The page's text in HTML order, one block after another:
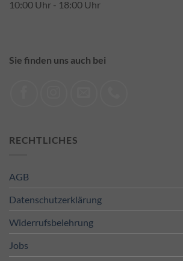
10:00 Uhr - 18:00 Uhr
Sie finden uns auch bei
RECHTLICHES
AGB
Datenschutzerklärung
Widerrufsbelehrung
Jobs